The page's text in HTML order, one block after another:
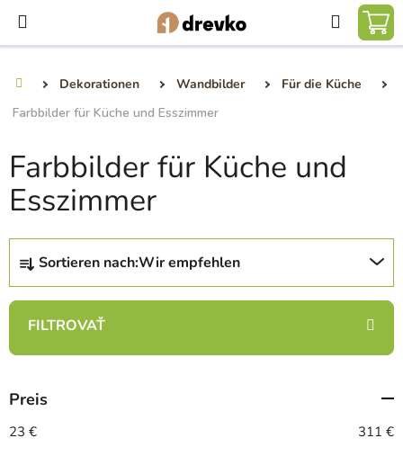
Inhalt
springen
Suchen
Dekorationen Wandbilder
Für die Küche
Farbbilder für Küche und Esszimmer
Farbbilder für Küche und
Esszimmer
P
o
u
t
s
o
Sortieren nach:Wir empfehlen
Preis
23 € 311 €